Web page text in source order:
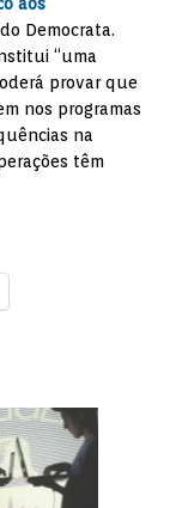
aos
Democrata.
“uma
provar que
nos programas
na
têm